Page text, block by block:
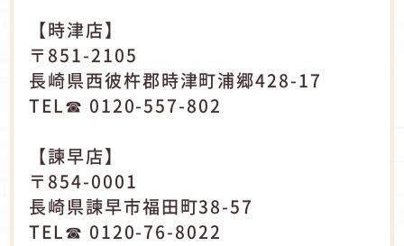
【時津店】
〒851-2105
長崎県西彼杵郡時津町浦郷428-17
TEL☎ 0120-557-802
【諫早店】
〒854-0001
長崎県諫早市福田町38-57
TEL☎ 0120-76-8022